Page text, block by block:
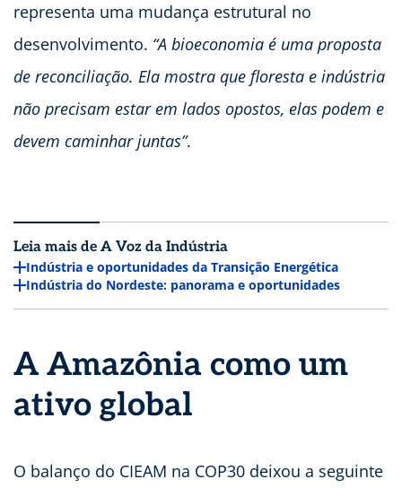
representa uma mudança estrutural no
desenvolvimento. “A bioeconomia é uma proposta
de reconciliação. Ela mostra que floresta e indústria
não precisam estar em lados opostos, elas podem e
devem caminhar juntas”.
Leia mais de A Voz da Indústria
Indústria e oportunidades da Transição Energética
Indústria do Nordeste: panorama e oportunidades
A Amazônia como um
ativo global
O balanço do CIEAM na COP30 deixou a seguinte